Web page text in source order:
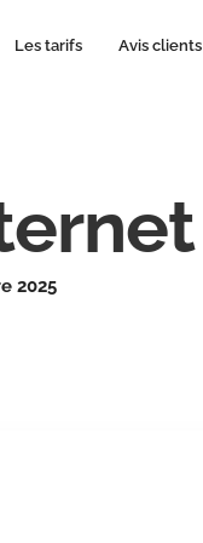
Les tarifs Avis clients
2025